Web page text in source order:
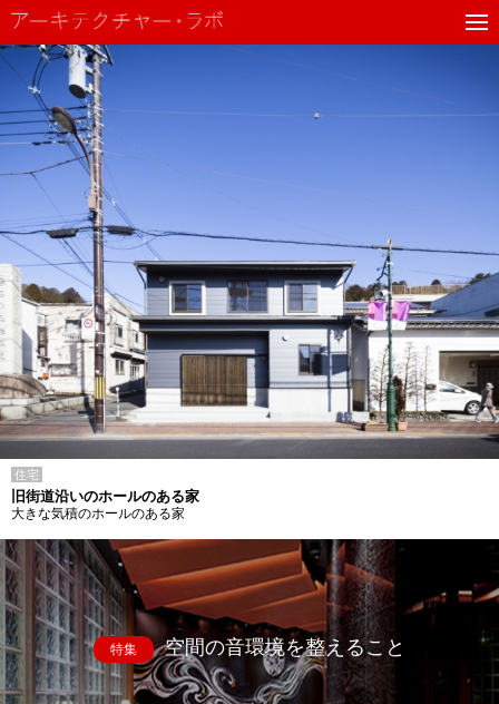
住宅
旧街道沿いのホールのある家
大きな気積のホールのある家
特集 空間の音環境を整えること